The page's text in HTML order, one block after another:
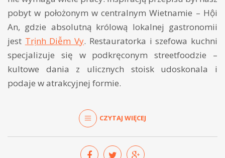
pobyt w położonym w centralnym Wietnamie – Hội
An, gdzie absolutną królową lokalnej gastronomii
jest Trịnh Diễm Vy. Restauratorka i szefowa kuchni
specjalizuje się w podkręconym streetfoodzie –
kultowe dania z ulicznych stoisk udoskonala i
podaje w atrakcyjnej formie.
CZYTAJ WIĘCEJ